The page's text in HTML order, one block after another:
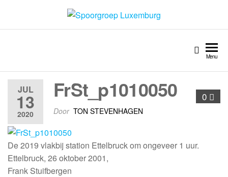
Spoorgroep Luxemburg
Menu
JUL
13
2020
0
FrSt_p1010050
Door TON STEVENHAGEN
De 2019 vlakbij station Ettelbruck om ongeveer 1 uur.
Ettelbruck, 26 oktober 2001,
Frank Stuifbergen